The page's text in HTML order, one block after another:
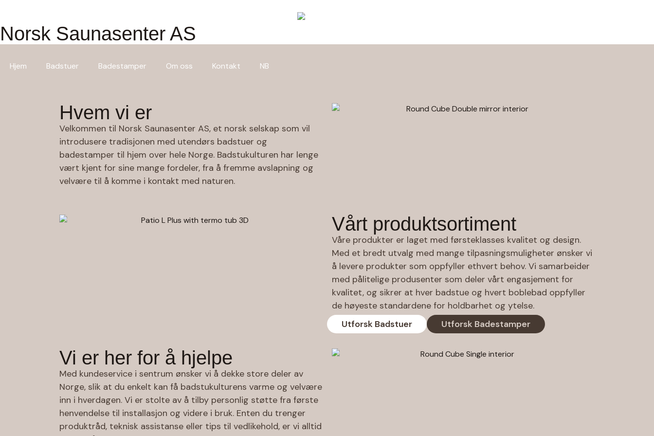
Norsk Saunasenter AS
Hjem Badstuer Badestamper Om oss Kontakt NB
Hvem vi er
Velkommen til Norsk Saunasenter AS, et norsk selskap som vil
introdusere tradisjonen med utendørs badstuer og
badestamper til hjem over hele Norge. Badstukulturen har lenge
vært kjent for sine mange fordeler, fra å fremme avslapning og
velvære til å komme i kontakt med naturen.
Vårt produktsortiment
Våre produkter er laget med førsteklasses kvalitet og design.
Med et bredt utvalg med mange tilpasningsmuligheter ønsker vi
å levere produkter som oppfyller ethvert behov. Vi samarbeider
med pålitelige produsenter som deler vårt engasjement for
kvalitet, og sikrer at hver badstue og hvert boblebad oppfyller
de høyeste standardene for holdbarhet og ytelse.
Utforsk Badstuer
Utforsk Badestamper
Vi er her for å hjelpe
Med kundeservice i sentrum ønsker vi å dekke store deler av
Norge, slik at du enkelt kan få badstukulturens varme og velvære
inn i hverdagen. Vi er stolte av å tilby personlig støtte fra første
henvendelse til installasjon og videre i bruk. Enten du trenger
produktråd, teknisk assistanse eller tips til vedlikehold, er vi alltid